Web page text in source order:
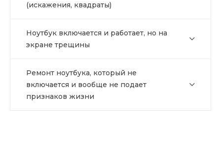
(искажения, квадраты)
Ноутбук включается и работает, но на
экране трещины
Ремонт ноутбука, который не
включается и вообще не подает
признаков жизни